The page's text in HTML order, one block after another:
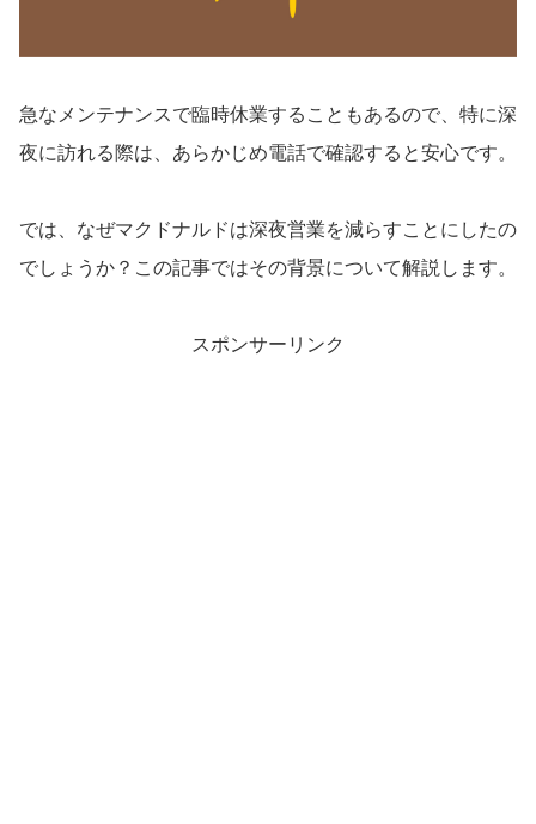
急なメンテナンスで臨時休業することもあるので、特に深
夜に訪れる際は、あらかじめ電話で確認すると安心です。
では、なぜマクドナルドは深夜営業を減らすことにしたの
でしょうか？この記事ではその背景について解説します。
スポンサーリンク